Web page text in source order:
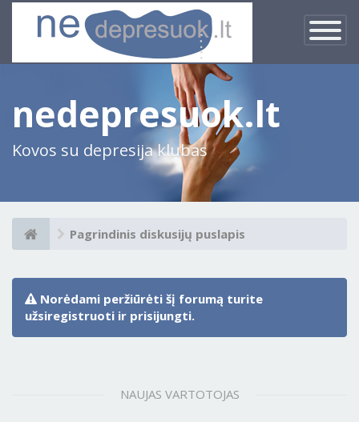
Įjungti
×
nedepresuok.lt
Kovos su depresija klubas
Pagrindinis diskusijų puslapis
Norėdami peržiūrėti šį forumą turite
užsiregistruoti ir prisijungti.
NAUJAS VARTOTOJAS